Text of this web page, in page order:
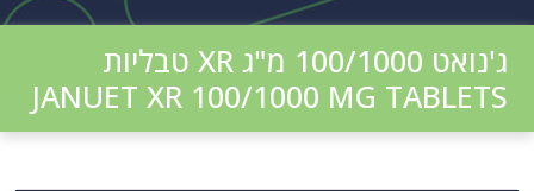
ג'נואט 100/1000 מ"ג XR טבליות
JANUET XR 100/1000 MG TABLETS